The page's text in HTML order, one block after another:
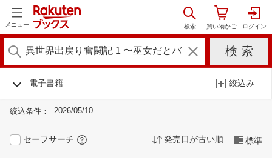
メニュー
電子書籍 絞込み
絞込条件： 2026/05/10
セーフサーチ 発売日が古い順 標準